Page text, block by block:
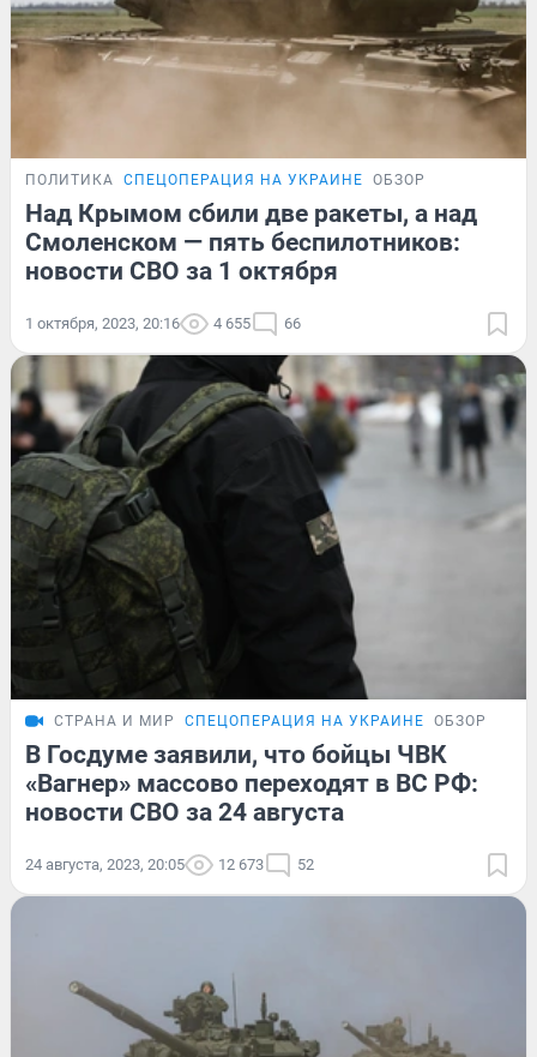
ПОЛИТИКА СПЕЦОПЕРАЦИЯ НА УКРАИНЕ ОБЗОР
Над Крымом сбили две ракеты, а над
Смоленском — пять беспилотников:
новости СВО за 1 октября
1 октября, 2023, 20:16 4 655 66
СТРАНА И МИР СПЕЦОПЕРАЦИЯ НА УКРАИНЕ ОБЗОР
В Госдуме заявили, что бойцы ЧВК
«Вагнер» массово переходят в ВС РФ:
новости СВО за 24 августа
24 августа, 2023, 20:05 12 673 52